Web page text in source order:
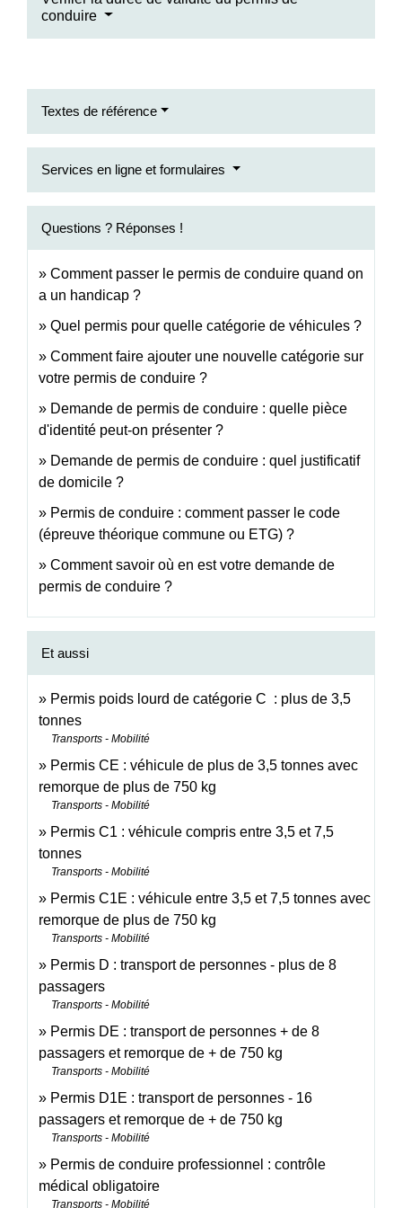
conduire
Textes de référence
Services en ligne et formulaires
Questions ? Réponses !
Comment passer le permis de conduire quand on
a un handicap ?
Quel permis pour quelle catégorie de véhicules ?
Comment faire ajouter une nouvelle catégorie sur
votre permis de conduire ?
Demande de permis de conduire : quelle pièce
d'identité peut-on présenter ?
Demande de permis de conduire : quel justificatif
de domicile ?
Permis de conduire : comment passer le code
(épreuve théorique commune ou ETG) ?
Comment savoir où en est votre demande de
permis de conduire ?
Et aussi
Permis poids lourd de catégorie C : plus de 3,5
tonnes
Transports - Mobilité
Permis CE : véhicule de plus de 3,5 tonnes avec
remorque de plus de 750 kg
Transports - Mobilité
Permis C1 : véhicule compris entre 3,5 et 7,5
tonnes
Transports - Mobilité
Permis C1E : véhicule entre 3,5 et 7,5 tonnes avec
remorque de plus de 750 kg
Transports - Mobilité
Permis D : transport de personnes - plus de 8
passagers
Transports - Mobilité
Permis DE : transport de personnes + de 8
passagers et remorque de + de 750 kg
Transports - Mobilité
Permis D1E : transport de personnes - 16
passagers et remorque de + de 750 kg
Transports - Mobilité
Permis de conduire professionnel : contrôle
médical obligatoire
Transports - Mobilité